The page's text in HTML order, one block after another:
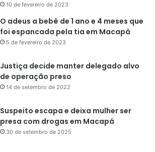
10 de fevereiro de 2023
O adeus a bebê de 1 ano e 4 meses que
foi espancada pela tia em Macapá
5 de fevereiro de 2023
Justiça decide manter delegado alvo
de operação preso
14 de setembro de 2022
Suspeito escapa e deixa mulher ser
presa com drogas em Macapá
30 de setembro de 2025